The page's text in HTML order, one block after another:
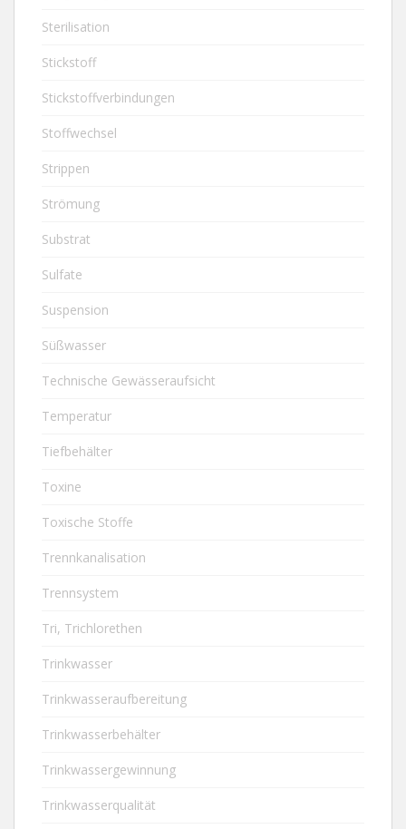
Sterilisation
Stickstoff
Stickstoffverbindungen
Stoffwechsel
Strippen
Strömung
Substrat
Sulfate
Suspension
Süßwasser
Technische Gewässeraufsicht
Temperatur
Tiefbehälter
Toxine
Toxische Stoffe
Trennkanalisation
Trennsystem
Tri, Trichlorethen
Trinkwasser
Trinkwasseraufbereitung
Trinkwasserbehälter
Trinkwassergewinnung
Trinkwasserqualität